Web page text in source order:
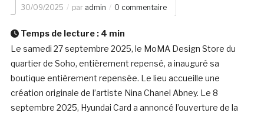
30/09/2025 par admin 0 commentaire
Temps de lecture : 4 min
Le samedi 27 septembre 2025, le MoMA Design Store du
quartier de Soho, entièrement repensé, a inauguré sa
boutique entièrement repensée. Le lieu accueille une
création originale de l’artiste Nina Chanel Abney. Le 8
septembre 2025, Hyundai Card a annoncé l’ouverture de la